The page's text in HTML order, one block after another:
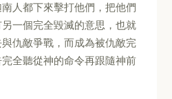
人都下來擊打他們，把他們
一個完全毀滅的意思，也就
仇敵爭戰，而成為被仇敵完
全聽從神的命令再跟隨神前